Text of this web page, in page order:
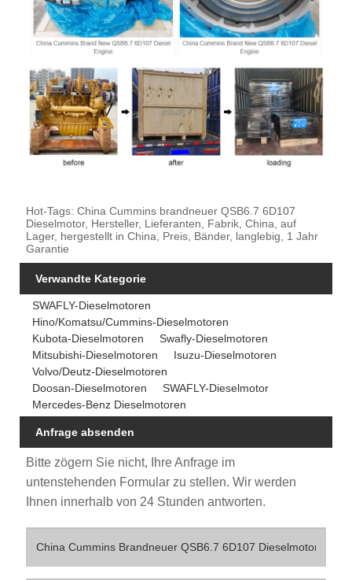
Hot-Tags: China Cummins brandneuer QSB6.7 6D107
Dieselmotor, Hersteller, Lieferanten, Fabrik, China, auf
Lager, hergestellt in China, Preis, Bänder, langlebig, 1 Jahr
Garantie
Verwandte Kategorie
SWAFLY-Dieselmotoren
Hino/Komatsu/Cummins-Dieselmotoren
Kubota-Dieselmotoren
Swafly-Dieselmotoren
Mitsubishi-Dieselmotoren
Isuzu-Dieselmotoren
Volvo/Deutz-Dieselmotoren
Doosan-Dieselmotoren
SWAFLY-Dieselmotor
Mercedes-Benz Dieselmotoren
Anfrage absenden
Bitte zögern Sie nicht, Ihre Anfrage im
untenstehenden Formular zu stellen. Wir werden
Ihnen innerhalb von 24 Stunden antworten.